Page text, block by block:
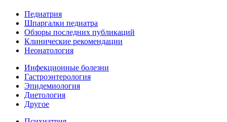
Педиатрия
Шпаргалки педиатра
Обзоры последних публикаций
Клинические рекомендации
Неонатология
Инфекционные болезни
Гастроэнтерология
Эпидемиология
Диетология
Другое